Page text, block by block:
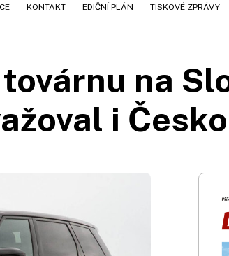
KONTAKT EDIČNÍ PLÁN TISKOVÉ ZPRÁVY
na
i Česko